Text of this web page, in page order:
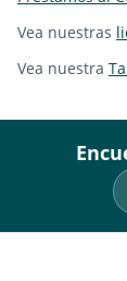
Vea nuestras
Vea nuestra